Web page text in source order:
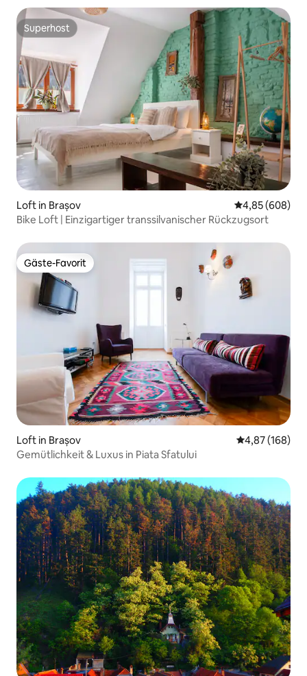
Superhost
Superhost
Loft in Brașov
4,85 (608)
Bike Loft | Einzigartiger transsilvanischer Rückzugsort
Gäste-Favorit
Gäste-Favorit
Loft in Brașov
4,87 (168)
Gemütlichkeit & Luxus in Piata Sfatului